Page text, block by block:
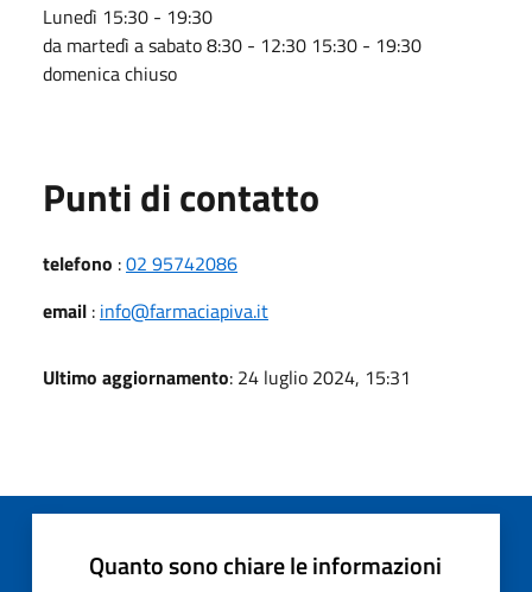
Lunedì 15:30 - 19:30
da martedì a sabato 8:30 - 12:30 15:30 - 19:30
domenica chiuso
Punti di contatto
telefono :02 95742086
email : info@farmaciapiva.it
Ultimo aggiornamento: 24 luglio 2024, 15:31
Quanto sono chiare le informazioni